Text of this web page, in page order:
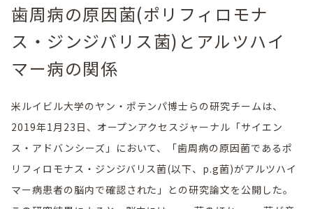
歯周病の原因菌(ポリフィロモナ
ス・ジンジバリス菌)とアルツハイ
マー病の関係
米ルイビル大学のヤン・ポテンパ博士らの研究チームは、
2019年1月23日、オープンアクセスジャーナル「サイエン
ス・アドバンシーズ」において、「歯周病の原因菌であるポ
リフィロモナス・ジンジバリス菌(以下、p.g菌)がアルツハイ
マー病患者の脳内で確認された」との研究論文を公開した。